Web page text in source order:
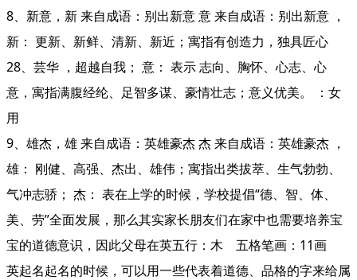
8、新意，新 来自成语：别出新意 意 来自成语：别出新意 ，
新： 更新、新鲜、清新、新近；寓指有创造力，独具匠心
28、芸华 ，超越自我； 意： 表示 志向、胸怀、心志、心
意，寓指满腹经纶、足智多谋、豪情壮志；意义优美。 ：女
用
9、雄杰，雄 来自成语：英雄豪杰 杰 来自成语：英雄豪杰 ，
雄： 刚健、高强、杰出、雄伟；寓指出类拔萃、生气勃勃、
气冲志骄； 杰： 表在上学的时候，学校提倡“德、智、体、
美、劳”全面发展，那么其实家长朋友们在家中也需要培养宝
宝的道德意识，因此父母在英五行：木 五格笔画：11画
英起名起名的时候，可以用一些代表着道德、品格的字来给属